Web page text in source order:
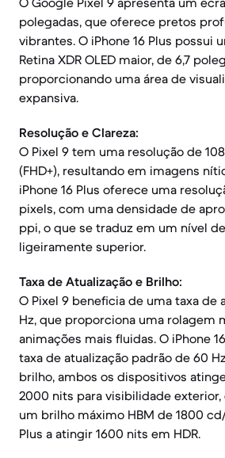
polegadas, que oferece pretos
vibrantes. O iPhone 16 Plus possui
Retina XDR OLED maior, de 6,7
proporcionando uma área de
expansiva.
Resolução e Clareza:
O Pixel 9 tem uma resolução de
(FHD+), resultando em imagens
iPhone 16 Plus oferece uma
pixels, com uma densidade de
ppi, o que se traduz em um nível
ligeiramente superior.
Taxa de Atualização e Brilho:
O Pixel 9 beneficia de uma taxa de
Hz, que proporciona uma rolagem
animações mais fluidas. O iPhone
taxa de atualização padrão de 60
brilho, ambos os dispositivos
2000 nits para visibilidade exterior,
um brilho máximo HBM de 1800
Plus a atingir 1600 nits em HDR.